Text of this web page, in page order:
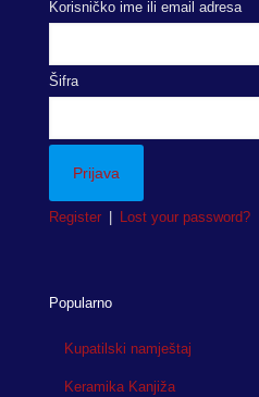
Korisničko ime ili email adresa
Šifra
Register Lost your password?
Popularno
Kupatilski namještaj
Keramika Kanjiža